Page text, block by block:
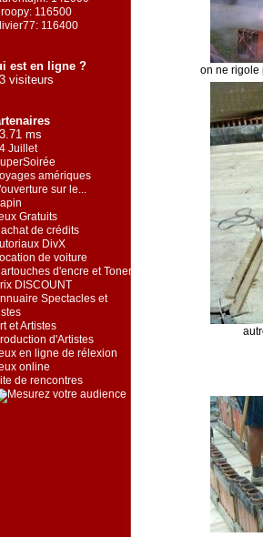
on ne rigole
116500
116400
est en ligne ?
visiteurs
ms
Juillet
amériques
sur le...
Gratuits
de crédits
DivX
de voiture
d'encre et Toners
DISCOUNT
Spectacles et
et Artistes
d'Artistes
en ligne de rélexion
online
de rencontres